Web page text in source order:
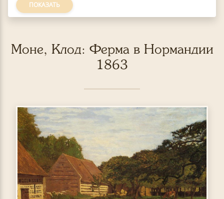
ПОКАЗАТЬ
Моне, Клод: Ферма в Нормандии
1863